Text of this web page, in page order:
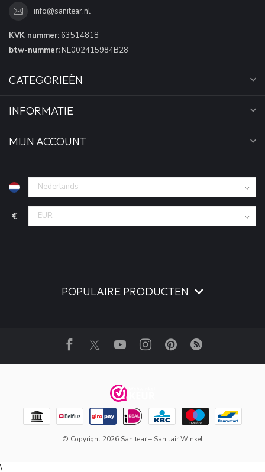
info@sanitear.nl
KVK nummer: 63514818
btw-nummer: NL002415984B28
CATEGORIEËN
INFORMATIE
MIJN ACCOUNT
€
POPULAIRE PRODUCTEN
© Copyright 2026 Sanitear – Sanitair Winkel
\